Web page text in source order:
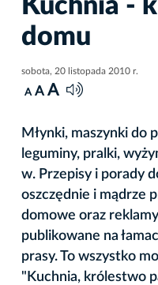
Kuchnia -
domu
sobota, 20 listopada 2010 r.
A A A
Młynki, maszynki do
leguminy, pralki,
w. Przepisy i porady
oszczędnie i mądrze
domowe oraz
publikowane na
prasy. To wszystko
"Kuchnia, królestwo